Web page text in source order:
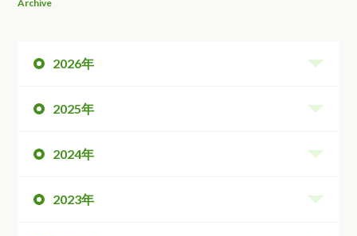
Archive
2026年
2025年
2024年
2023年